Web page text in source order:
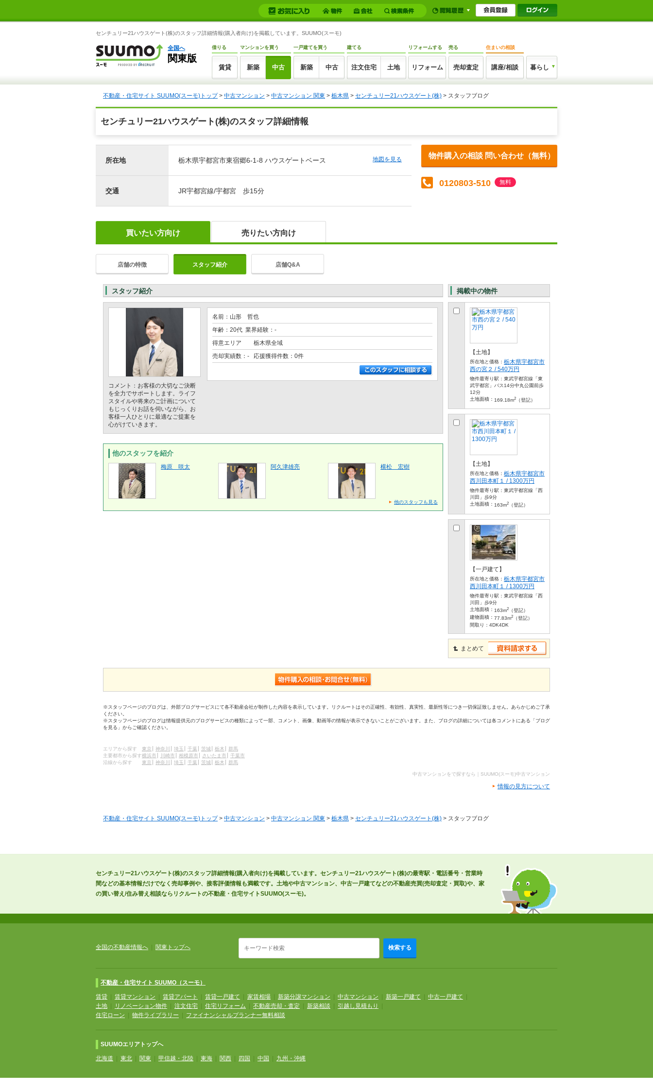
センチュリー21ハウスゲート(株)のスタッフ詳細情報(購入者向け)を掲載しています。SUUMO(スーモ)
全国へ
関東版
借りる
賃貸
マンションを買う
新築 中古
一戸建てを買う
新築 中古
建てる
注文住宅 土地
リフォームする
リフォーム
売る
売却査定
住まいの相談
講座/相談 暮らし
不動産・住宅サイト SUUMO(スーモ)トップ> 中古マンション > 中古マンション 関東 > 栃木県 > センチュリー21ハウスゲート(株) > スタッフブログ
センチュリー21ハウスゲート(株)のスタッフ詳細情報
所在地 栃木県宇都宮市東宿郷6-1-8 ハウスゲートベース 地図を見る
交通 JR宇都宮線/宇都宮 歩15分
物件購入の相談 問い合わせ（無料）
0120803-510 無料
買いたい方向け 売りたい方向け
店舗の特徴 スタッフ紹介 店舗Q&A
スタッフ紹介
コメント：お客様の大切なご決断
を全力でサポートします。ライフ
スタイルや将来のご計画について
もじっくりお話を伺いながら、お
客様一人ひとりに最適なご提案を
心がけていきます。
名前：山形 哲也
年齢：20代 業界経験：-
得意エリア
栃木県全域
売却実績数：- 応援獲得件数：0件
他のスタッフを紹介
梅原 咲太 阿久津雄亮 横松 宏樹
他のスタッフも見る
掲載中の物件
【土地】
所在地と価格： 栃木県宇都宮市
西の宮２ / 540万円
物件最寄り駅： 東武宇都宮線「東
武宇都宮」バス14分中丸公園前歩
12分
土地面積： 169.18m2 （登記）
【土地】
所在地と価格： 栃木県宇都宮市
西川田本町１ / 1300万円
物件最寄り駅： 東武宇都宮線「西
川田」歩9分
土地面積： 163m2 （登記）
【一戸建て】
所在地と価格： 栃木県宇都宮市
西川田本町１ / 1300万円
物件最寄り駅： 東武宇都宮線「西
川田」歩9分
土地面積： 163m2 （登記）
建物面積： 77.83m2 （登記）
間取り： 4DK4DK
まとめて
※スタッフページのブログは、外部ブログサービスにて各不動産会社が制作した内容を表示しています。リクルートはその正確性、有効性、真実性、最新性等につき一切保証致しません。あらかじめご了承
ください。
※スタッフページのブログは情報提供元のブログサービスの種類によって一部、コメント、画像、動画等の情報が表示できないことがございます。また、ブログの詳細については各コメントにある「ブログ
を見る」からご確認ください。
エリアから探す 東京 神奈川 埼玉 千葉 茨城 栃木
群馬
主要都市から探す横浜市 川崎市 相模原市 さいたま市
千葉市
沿線から探す
東京 神奈川 埼玉 千葉 茨城 栃木 群馬
中古マンションをで探すなら｜SUUMO(スーモ)中古マンション
情報の見方について
不動産・住宅サイト SUUMO(スーモ)トップ> 中古マンション > 中古マンション 関東 > 栃木県 > センチュリー21ハウスゲート(株) > スタッフブログ
センチュリー21ハウスゲート(株)のスタッフ詳細情報(購入者向け)を掲載しています。センチュリー21ハウスゲート(株)の最寄駅・電話番号・営業時
間などの基本情報だけでなく売却事例や、接客評価情報も満載です。土地や中古マンション、中古一戸建てなどの不動産売買(売却査定・買取)や、家
の買い替え/住み替え相談ならリクルートの不動産・住宅サイトSUUMO(スーモ)。
全国の不動産情報へ 関東トップへ 検索する
不動産・住宅サイト SUUMO（スーモ）
賃貸 賃貸マンション 賃貸アパート 賃貸一戸建て 家賃相場 新築分譲マンション 中古マンション 新築一戸建て 中古一戸建て
土地
リノベーション物件 注文住宅 住宅リフォーム 不動産売却・査定 新築相談 引越し見積もり
住宅ローン
物件ライブラリー ファイナンシャルプランナー無料相談
SUUMOエリアトップへ
北海道 東北 関東 甲信越・北陸 東海 関西 四国 中国 九州・沖縄